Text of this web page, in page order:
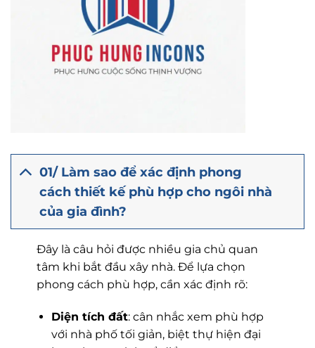
01/ Làm sao để xác định phong
cách thiết kế phù hợp cho ngôi nhà
của gia đình?
Đây là câu hỏi được nhiều gia chủ quan
tâm khi bắt đầu xây nhà. Để lựa chọn
phong cách phù hợp, cần xác định rõ:
Diện tích đất: cân nhắc xem phù hợp
với nhà phố tối giản, biệt thự hiện đại